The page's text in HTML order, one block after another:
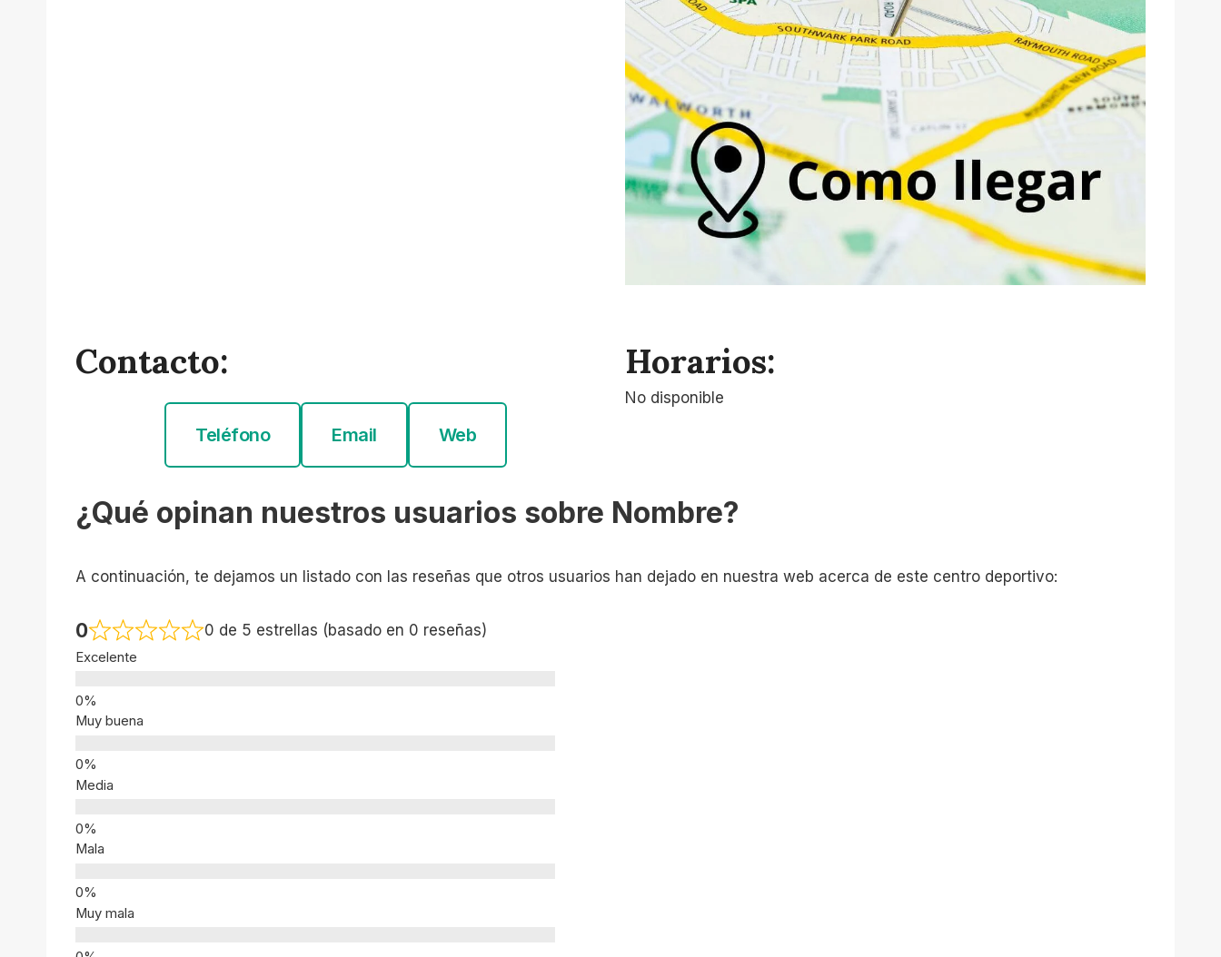
Contacto:
Teléfono Email Web
Horarios:
No disponible
¿Qué opinan nuestros usuarios sobre Nombre?
A continuación, te dejamos un listado con las reseñas que otros usuarios han dejado en nuestra web acerca de este centro deportivo:
0 0 de 5 estrellas (basado en 0 reseñas)
Excelente
Muy buena
Media
Mala
Muy mala